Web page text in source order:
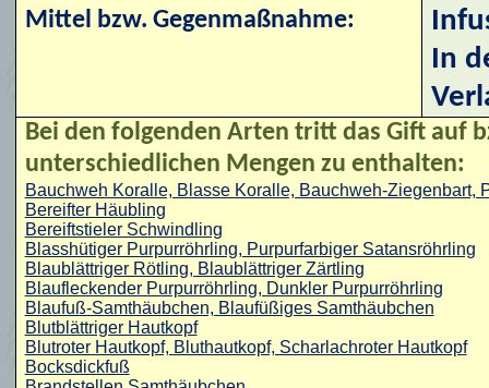
Mittel bzw. Gegenmaßnahme:
In
Bei den folgenden Arten tritt das Gift auf
unterschiedlichen Mengen zu enthalten:
Bauchweh Koralle, Blasse Koralle, Bauchweh-
Bereifter Häubling
Bereiftstieler Schwindling
Blasshütiger Purpurröhrling, Purpurfarbiger Satansröhrling
Blaublättriger Rötling, Blaublättriger Zärtling
Blaufleckender Purpurröhrling, Dunkler Purpurröhrling
Blaufuß-Samthäubchen, Blaufüßiges Samthäubchen
Blutblättriger Hautkopf
Blutroter Hautkopf, Bluthautkopf, Scharlachroter Hautkopf
Bocksdickfuß